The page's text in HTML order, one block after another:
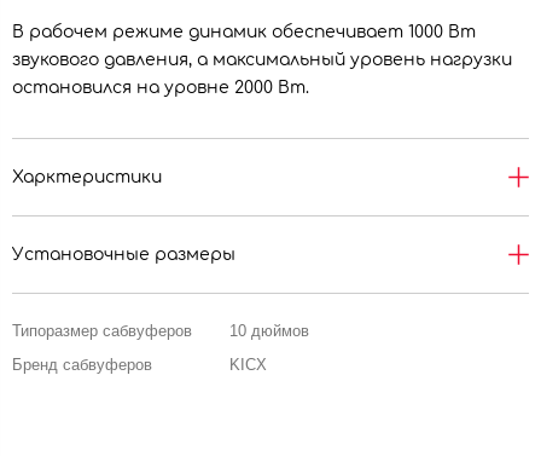
В рабочем режиме динамик обеспечивает 1000 Вт
звукового давления, а максимальный уровень нагрузки
остановился на уровне 2000 Вт.
Харктеристики
Установочные размеры
Типоразмер сабвуферов
10 дюймов
Бренд сабвуферов
KICX